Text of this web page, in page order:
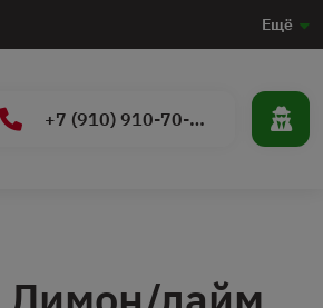
Ещё
+7 (910) 910-70-15